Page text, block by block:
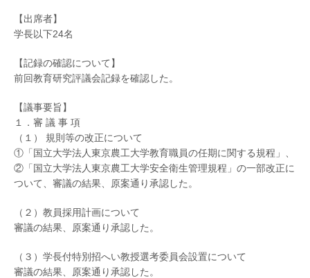
【出席者】
学長以下24名
【記録の確認について】
前回教育研究評議会記録を確認した。
【議事要旨】
１．審 議 事 項
（１） 規則等の改正について
①「国立大学法人東京農工大学教育職員の任期に関する規程」、
②「国立大学法人東京農工大学安全衛生管理規程」の一部改正に
ついて、審議の結果、原案通り承認した。
（２）教員採用計画について
審議の結果、原案通り承認した。
（３）学長付特別招へい教授選考委員会設置について
審議の結果、原案通り承認した。